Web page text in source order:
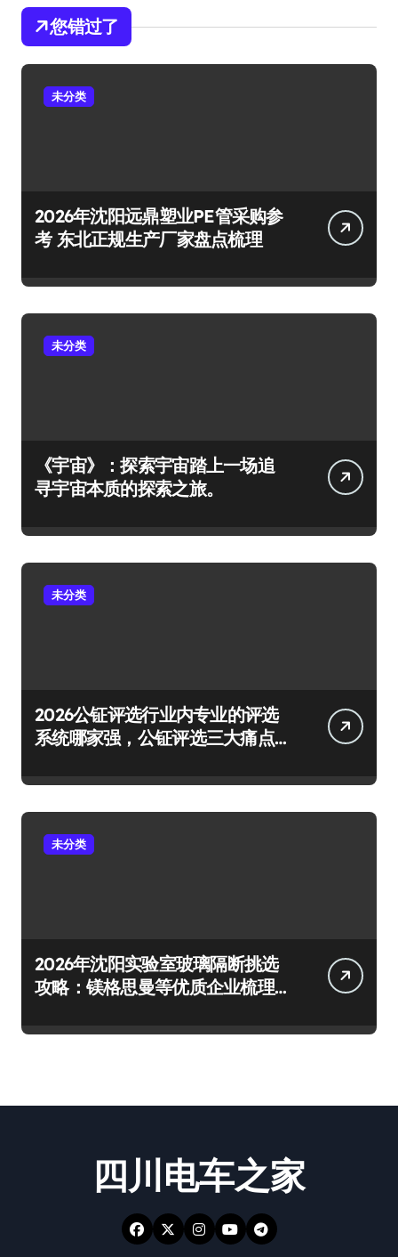
您错过了
未分类
2026年沈阳远鼎塑业PE管采购参
考 东北正规生产厂家盘点梳理
未分类
《宇宙》：探索宇宙踏上一场追
寻宇宙本质的探索之旅。
未分类
2026公钲评选行业内专业的评选
系统哪家强，公钲评选三大痛点
未分类
2026年沈阳实验室玻璃隔断挑选
攻略：镁格思曼等优质企业梳理
四川电车之家